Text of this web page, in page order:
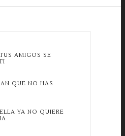
AMIGOS SE
QUE NO HAS
YA NO QUIERE